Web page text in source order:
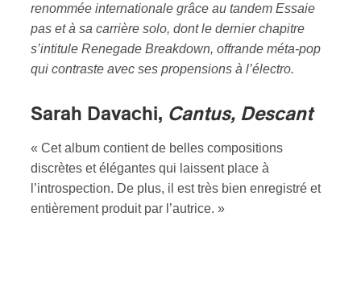
renommée internationale grâce au tandem Essaie
pas et à sa carrière solo, dont le dernier chapitre
s’intitule Renegade Breakdown, offrande méta-pop
qui contraste avec ses propensions à l’électro.
Sarah Davachi, Cantus, Descant
« Cet album contient de belles compositions
discrètes et élégantes qui laissent place à
l’introspection. De plus, il est très bien enregistré et
entièrement produit par l’autrice. »